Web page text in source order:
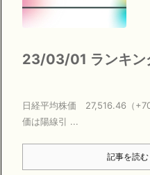
23/03/01 ランキン
日経平均株価 27,516.46（
価は陽線引 ...
記事を読む